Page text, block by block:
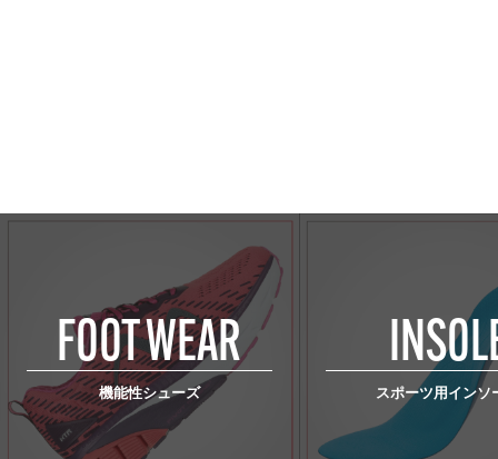
FOOT WEAR
機能性シューズ スポーツ用インソ